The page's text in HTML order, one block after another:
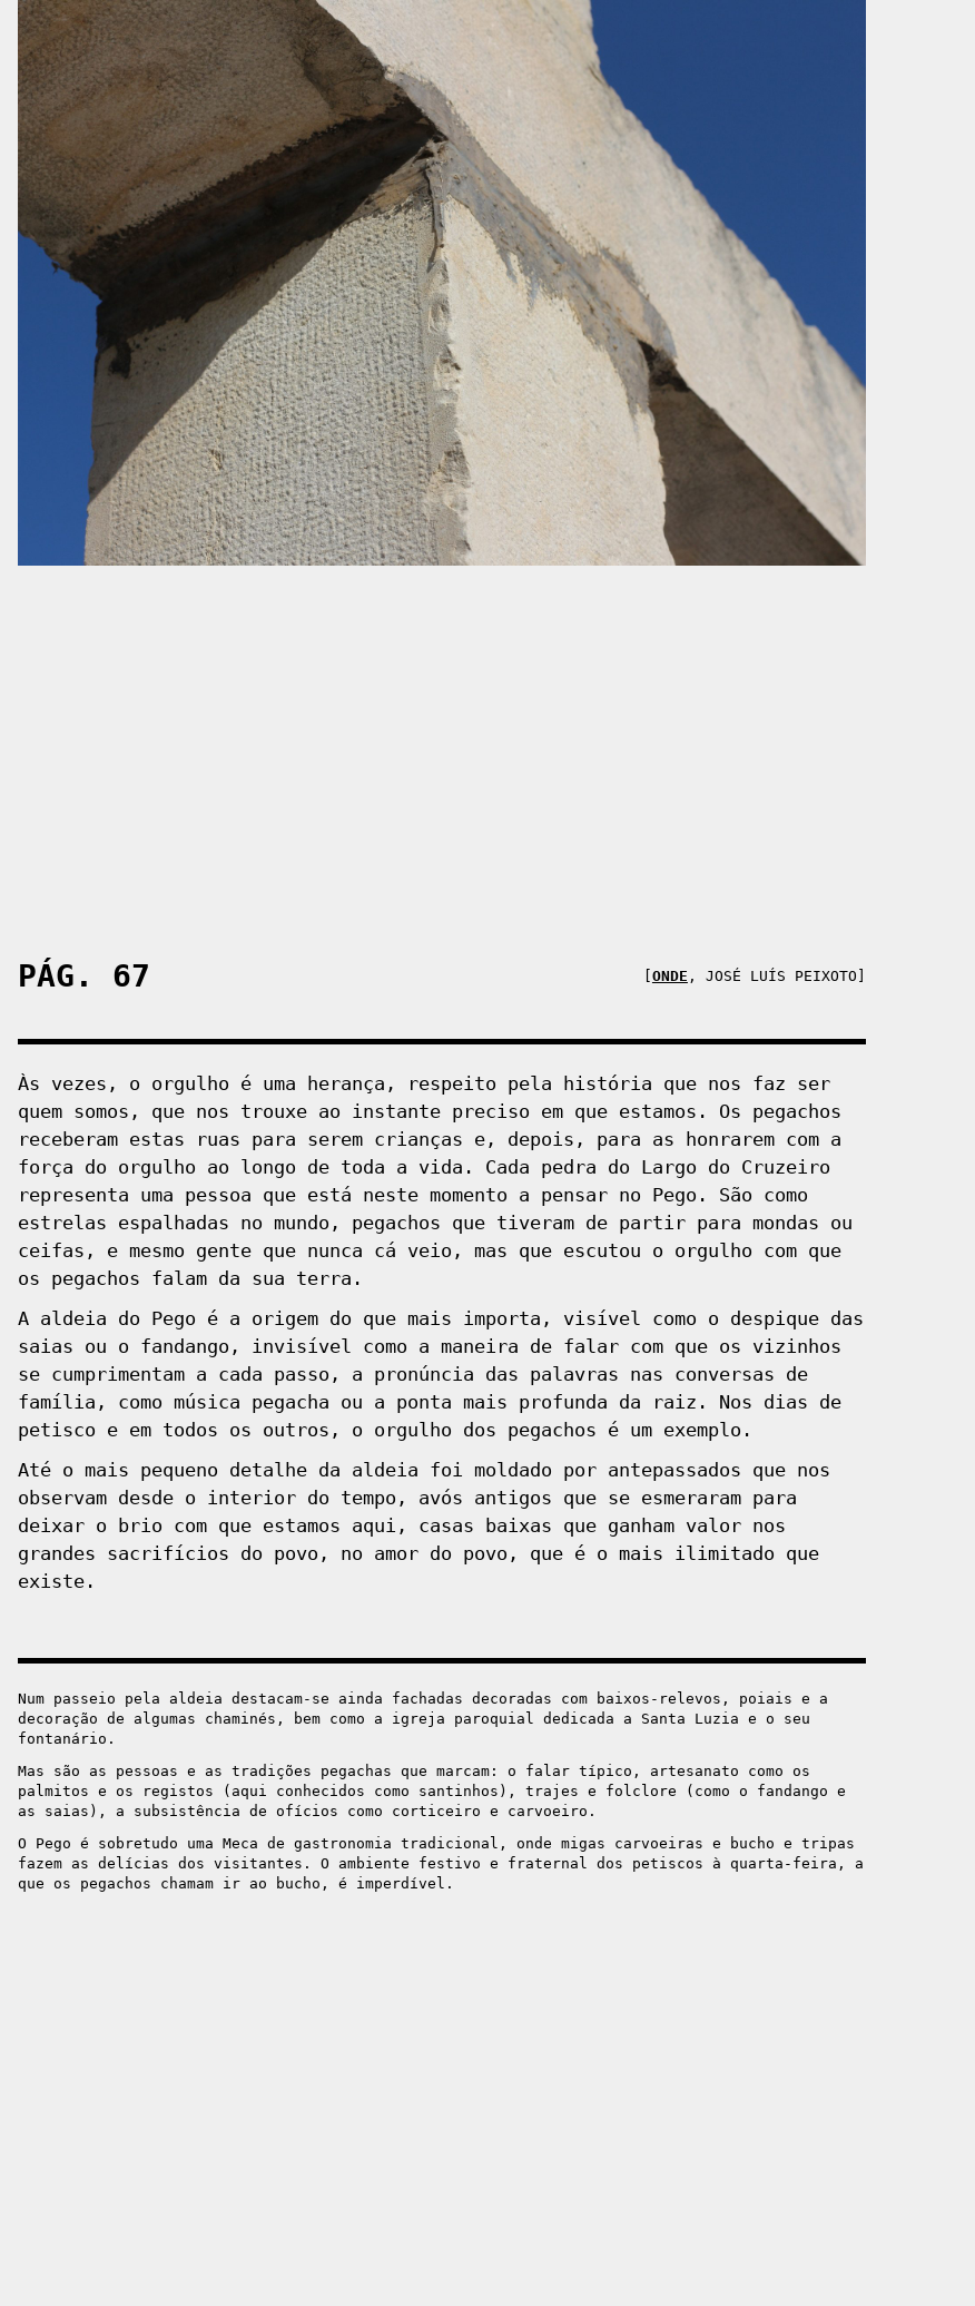
PÁG. 67 ONDE , JOSÉ LUÍS PEIXOTO
Às vezes, o orgulho é uma herança, respeito pela história que nos faz ser
quem somos, que nos trouxe ao instante preciso em que estamos. Os pegachos
receberam estas ruas para serem crianças e, depois, para as honrarem com a
força do orgulho ao longo de toda a vida. Cada pedra do Largo do Cruzeiro
representa uma pessoa que está neste momento a pensar no Pego. São como
estrelas espalhadas no mundo, pegachos que tiveram de partir para mondas ou
ceifas, e mesmo gente que nunca cá veio, mas que escutou o orgulho com que
os pegachos falam da sua terra.
A aldeia do Pego é a origem do que mais importa, visível como o despique das
saias ou o fandango, invisível como a maneira de falar com que os vizinhos
se cumprimentam a cada passo, a pronúncia das palavras nas conversas de
família, como música pegacha ou a ponta mais profunda da raiz. Nos dias de
petisco e em todos os outros, o orgulho dos pegachos é um exemplo.
Até o mais pequeno detalhe da aldeia foi moldado por antepassados que nos
observam desde o interior do tempo, avós antigos que se esmeraram para
deixar o brio com que estamos aqui, casas baixas que ganham valor nos
grandes sacrifícios do povo, no amor do povo, que é o mais ilimitado que
existe.
Num passeio pela aldeia destacam-se ainda fachadas decoradas com baixos-relevos, poiais e a
decoração de algumas chaminés, bem como a igreja paroquial dedicada a Santa Luzia e o seu
fontanário.
Mas são as pessoas e as tradições pegachas que marcam: o falar típico, artesanato como os
palmitos e os registos (aqui conhecidos como santinhos), trajes e folclore (como o fandango e
as saias), a subsistência de ofícios como corticeiro e carvoeiro.
O Pego é sobretudo uma Meca de gastronomia tradicional, onde migas carvoeiras e bucho e tripas
fazem as delícias dos visitantes. O ambiente festivo e fraternal dos petiscos à quarta-feira, a
que os pegachos chamam ir ao bucho, é imperdível.